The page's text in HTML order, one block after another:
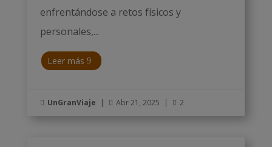
enfrentándose a retos físicos y
personales,...
Leer más
 UnGranViaje |  Abr 21, 2025 |  2